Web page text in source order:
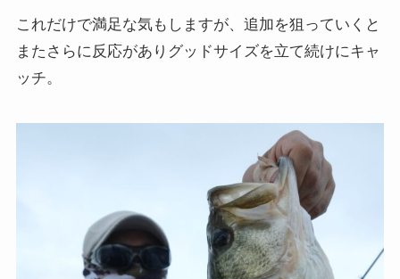
これだけで満足な気もしますが、追加を狙っていくと
またさらに反応がありグッドサイズを立て続けにキャ
ッチ。